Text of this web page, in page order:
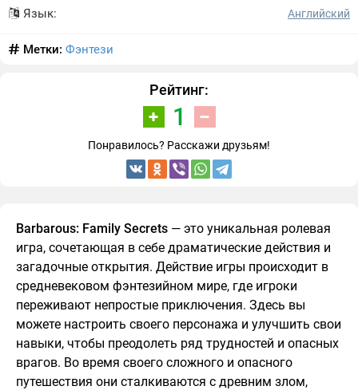
Язык: Английский
Метки: Фэнтези
Рейтинг:
1
Понравилось? Расскажи друзьям!
Barbarous: Family Secrets — это уникальная ролевая
игра, сочетающая в себе драматические действия и
загадочные открытия. Действие игры происходит в
средневековом фэнтезийном мире, где игроки
переживают непростые приключения. Здесь вы
можете настроить своего персонажа и улучшить свои
навыки, чтобы преодолеть ряд трудностей и опасных
врагов. Во время своего сложного и опасного
путешествия они сталкиваются с древним злом,